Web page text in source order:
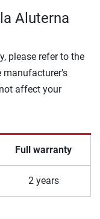
Aluterna
please refer to the
manufacturer's
affect your
Full warranty
2 years